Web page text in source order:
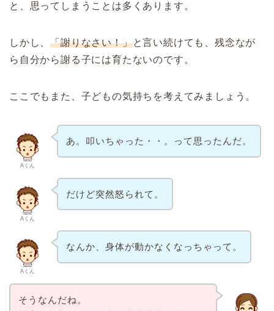
と、思ってしまうことは多くあります。
しかし、「謝りなさい！」と言い続けても、残念なが
ら自分から謝る子には育たないのです。
ここでもまた、子どもの気持ちを考えてみましょう。
Aくん
あ。叩いちゃった・・。って思ったんだ。
Aくん
だけど突然怒られて。
Aくん
なんか、身体が動かなくなっちゃって。
そうなんだね。